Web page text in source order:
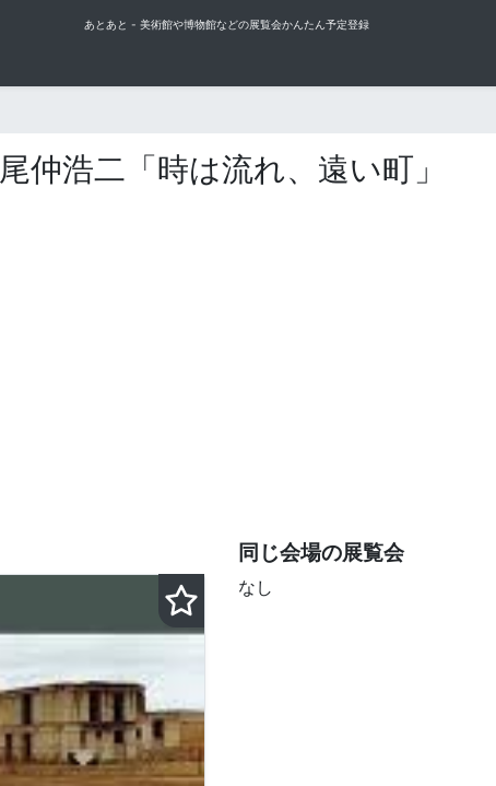
あとあと - 美術館や博物館などの展覧会かんたん予定登録
尾仲浩二「時は流れ、遠い町」
同じ会場の展覧会
なし